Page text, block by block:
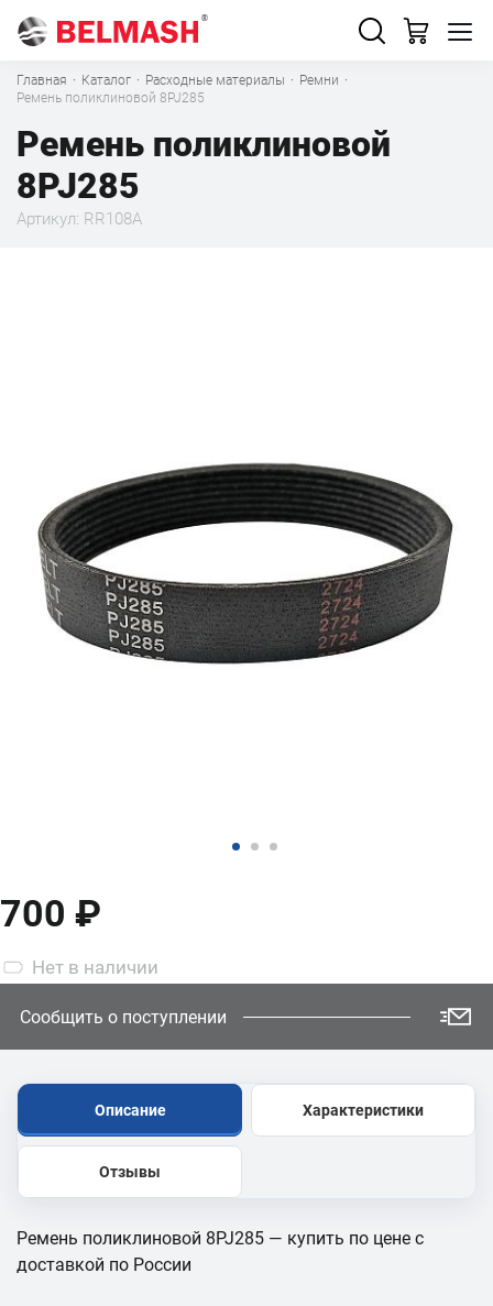
Главная · Каталог · Расходные материалы · Ремни ·
Ремень поликлиновой 8PJ285
Ремень поликлиновой
8PJ285
Артикул: RR108A
700 ₽
Нет в наличии
Сообщить о поступлении
Описание Характеристики
Отзывы
Ремень поликлиновой 8PJ285 — купить по цене с
доставкой по России